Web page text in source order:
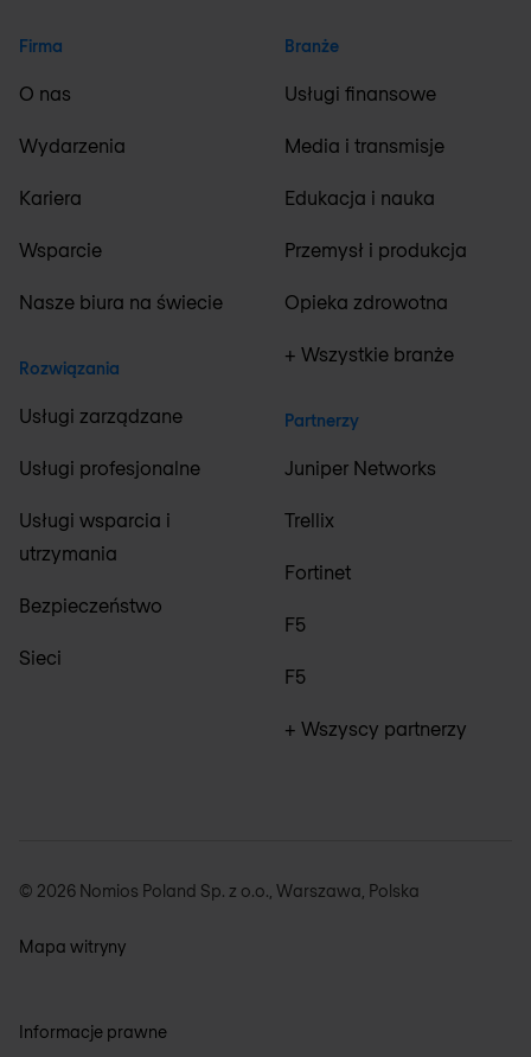
Firma
O nas
Wydarzenia
Kariera
Wsparcie
Nasze biura na świecie
Rozwiązania
Usługi zarządzane
Usługi profesjonalne
Usługi wsparcia i
utrzymania
Bezpieczeństwo
Sieci
Branże
Usługi finansowe
Media i transmisje
Edukacja i nauka
Przemysł i produkcja
Opieka zdrowotna
+ Wszystkie branże
Partnerzy
Juniper Networks
Trellix
Fortinet
F5
F5
+ Wszyscy partnerzy
© 2026 Nomios Poland Sp. z o.o., Warszawa, Polska
Mapa witryny
Informacje prawne